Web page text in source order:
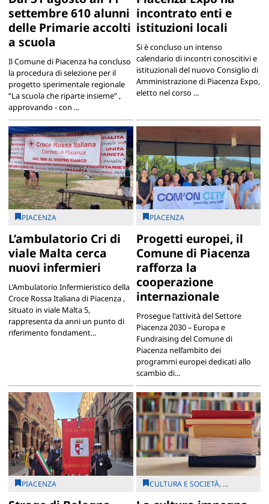
settembre 610 alunni
delle Primarie accolti
a scuola
Il Comune di Piacenza ha concluso
la procedura di selezione per il
progetto sperimentale regionale
“La scuola che riparte insieme” ,
approvando - con ...
incontrato enti e
istituzioni locali
Si è concluso un intenso
calendario di incontri conoscitivi e
istituzionali del nuovo Consiglio di
Amministrazione di Piacenza Expo,
eletto nel corso ...
PIACENZA
L’ambulatorio Cri di
viale Malta cerca
nuovi infermieri
L’Ambulatorio Infermieristico della
Croce Rossa Italiana di Piacenza ,
situato in viale Malta 5,
rappresenta da anni un punto di
riferimento fondament...
PIACENZA
Progetti europei, il
Comune di Piacenza
rafforza la
cooperazione
internazionale
Prosegue l'attività del Settore
Piacenza 2030 – Europa e
Fundraising del Comune di
Piacenza nell’ambito dei
programmi europei dedicati allo
scambio di...
PIACENZA CULTURA E SOCIETÀ, ...